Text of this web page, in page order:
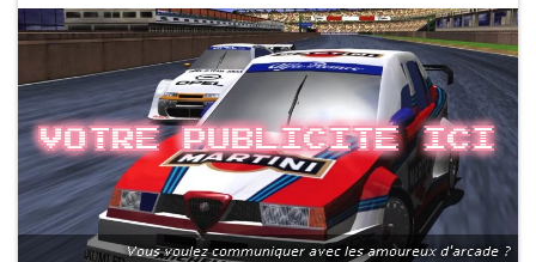
Votre publicite ici
Vous voulez communiquer avec les amoureux d'arcade ?